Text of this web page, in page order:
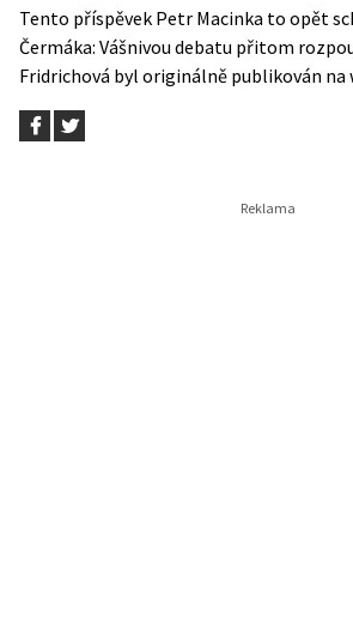
Tento příspěvek Petr Macinka to opět
Čermáka: Vášnivou debatu přitom
Fridrichová byl originálně publikován na